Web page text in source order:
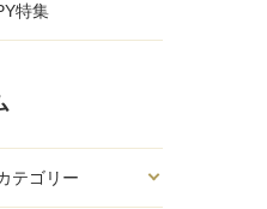
特集
テゴリー